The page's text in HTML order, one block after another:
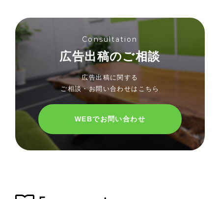
Consultation
広告出稿のご相談
広告出稿に関する
ご相談・お問い合わせはこちら
WEBでお問い合わせ